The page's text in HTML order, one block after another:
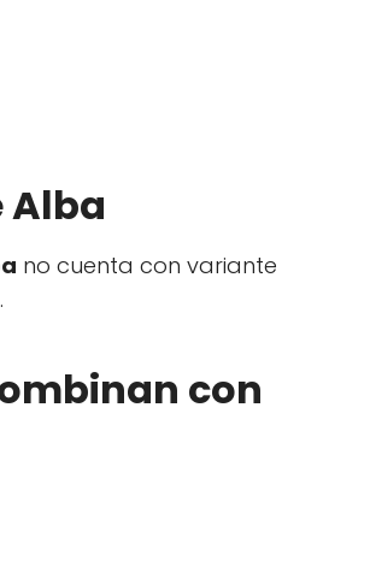
Alba
no cuenta con variante
con